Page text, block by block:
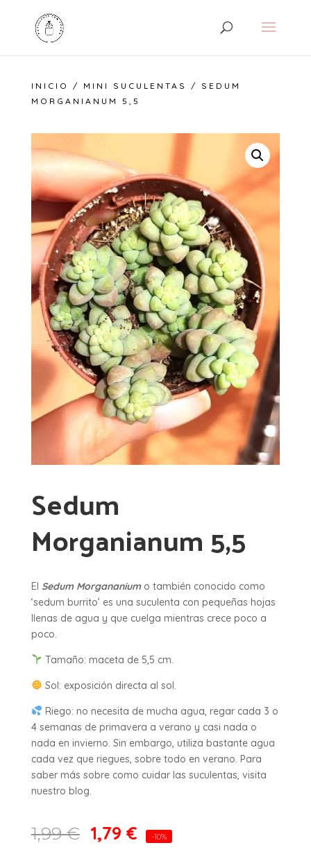
INICIO / MINI SUCULENTAS
/ SEDUM
MORGANIANUM 5,5
Sedum
Morganianum 5,5
El Sedum Morgananiumo también conocido como
‘sedum burrito’ es una suculenta con pequeñas hojas
llenas de agua y que cuelga mientras crece poco a
poco.
Tamaño: maceta de 5,5 cm.
Sol: exposición directa al sol.
Riego: no necesita de mucha agua, regar cada 3 o
4 semanas de primavera a verano y casi nada o
nada en invierno. Sin embargo, utiliza bastante agua
cada vez que riegues, sobre todo en verano. Para
saber más sobre como cuidar las suculentas, visita
nuestro blog.
1,99€ 1,79 € -10%